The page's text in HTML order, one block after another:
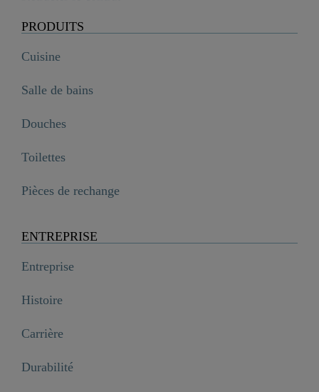
PRODUITS
Cuisine
Salle de bains
Douches
Toilettes
Pièces de rechange
ENTREPRISE
Entreprise
Histoire
Carrière
Durabilité